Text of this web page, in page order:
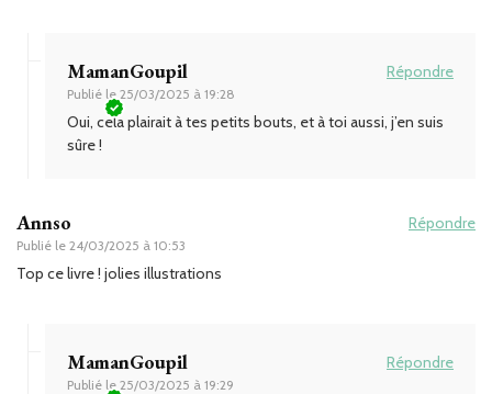
MamanGoupil
Publié le 25/03/2025 à 19:28
Répondre
Oui, cela plairait à tes petits bouts, et à toi aussi, j’en suis
sûre !
Annso
Publié le 24/03/2025 à 10:53
Répondre
Top ce livre ! jolies illustrations
MamanGoupil
Publié le 25/03/2025 à 19:29
Répondre